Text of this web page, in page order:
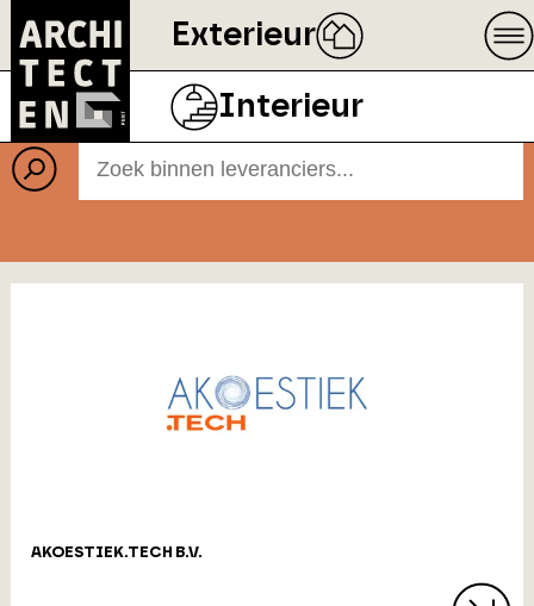
Exterieur
Interieur
Leveranciers
AKOESTIEK.TECH B.V.